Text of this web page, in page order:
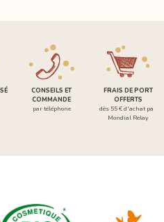
CONSEILS ET
COMMANDE
par téléphone
FRAIS DE PORT
OFFERTS
dès 55 € d'achat par
Mondial Relay